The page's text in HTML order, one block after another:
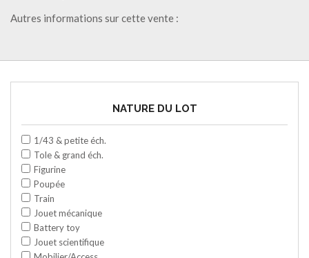
Autres informations sur cette vente :
NATURE DU LOT
1/43 & petite éch.
Tole & grand éch.
Figurine
Poupée
Train
Jouet mécanique
Battery toy
Jouet scientifique